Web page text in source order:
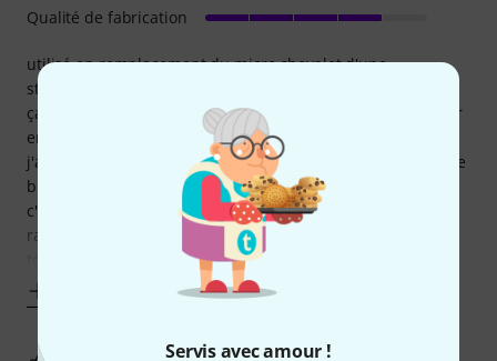
Servis avec amour !
utilisé en remplacement du micro chevalet d'une
stratocaster classic vibe !
ça change tout , j'y ai mis avec un mini switch pour l'utiliser
en série/simple/paralléle !
j'aime les trois positions bien différentes, en série ça envoie
bien en Crunch !
c'est pas encore le son d'un vrai double mais on s'en
rapproche bien.
toujours un super service de
Qualité de fabrication